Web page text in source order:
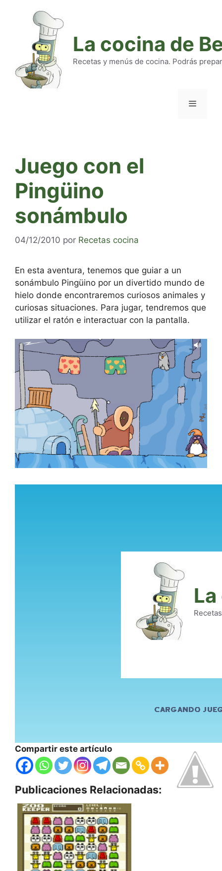
La cocina de
Recetas y menús de cocina. Podrás
Juego con el
Pingüino
sonámbulo
04/12/2010 por Recetas cocina
En esta aventura, tenemos que guiar a un
sonámbulo Pingüino por un divertido mundo de
hielo donde encontraremos curiosos animales y
curiosas situaciones. Para jugar, tendremos que
utilizar el ratón e interactuar con la pantalla.
Compartir este artículo
Publicaciones Relacionadas: